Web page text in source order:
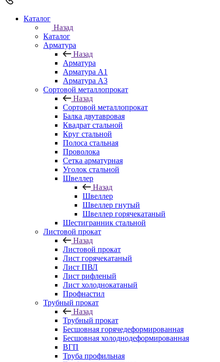
Каталог
Назад
Каталог
Арматура
Назад
Арматура
Арматура A1
Арматура А3
Сортовой металлопрокат
Назад
Сортовой металлопрокат
Балка двутавровая
Квадрат стальной
Круг стальной
Полоса стальная
Проволока
Сетка арматурная
Уголок стальной
Швеллер
Назад
Швеллер
Швеллер гнутый
Швеллер горячекатаный
Шестигранник стальной
Листовой прокат
Назад
Листовой прокат
Лист горячекатаный
Лист ПВЛ
Лист рифленый
Лист холоднокатаный
Профнастил
Трубный прокат
Назад
Трубный прокат
Бесшовная горячедеформированная
Бесшовная холоднодеформированная
ВГП
Труба профильная